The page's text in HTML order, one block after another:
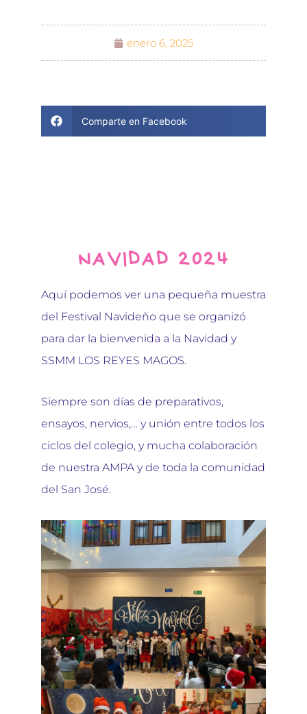
enero 6, 2025
Comparte en Facebook
NAVIDAD 2024
Aquí podemos ver una pequeña muestra
del Festival Navideño que se organizó
para dar la bienvenida a la Navidad y
SSMM LOS REYES MAGOS.
Siempre son días de preparativos,
ensayos, nervios,… y unión entre todos los
ciclos del colegio, y mucha colaboración
de nuestra AMPA y de toda la comunidad
del San José.